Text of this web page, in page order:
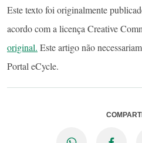
Este texto foi originalmente
acordo com a licença Creative
original. Este artigo não
Portal eCycle.